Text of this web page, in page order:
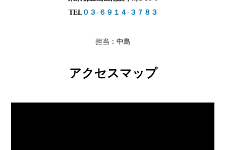
TEL０３-６９１４-３７８３
担当：中島
アクセスマップ